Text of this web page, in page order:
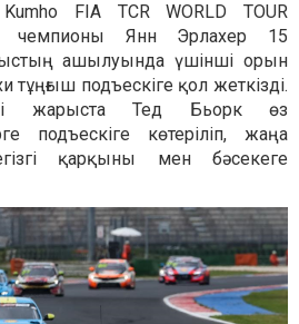
FIA TCR WORLD TOUR
чемпионы Янн Эрлахер 15
ашылуында үшінші орын
тұңғыш подъескіге қол жеткізді.
жарыста Тед Бьорк өз
подъескіге көтеріліп, жаңа
қарқыны мен бәсекеге